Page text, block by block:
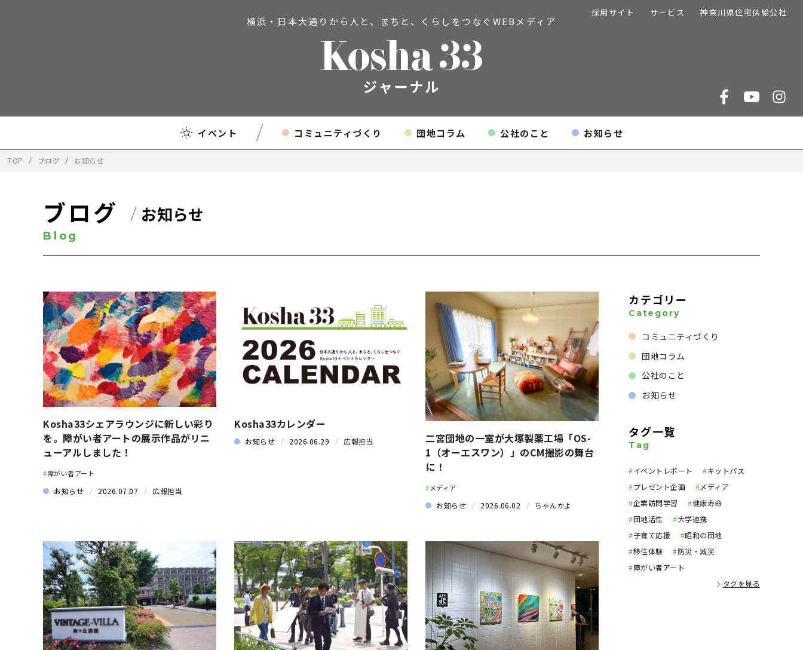
横浜・日本大通りから人と、まちと、 くらしをつなぐWEBメディア
採用サイト サービス 神奈川県住宅供給公社
イベント コミュニティづくり 団地コラム 公社のこと お知らせ
TOP ブログ お知らせ
ブログ
Blog
お知らせ
Kosha33シェアラウンジに新しい彩り
を。障がい者アートの展示作品がリニ
ューアルしました！
#障がい者アート
お知らせ 2026.07.07 広報担当
Kosha33カレンダー
お知らせ 2026.06.29 広報担当
二宮団地の一室が大塚製薬工場「OS-
1（オーエスワン）」のCM撮影の舞台
に！
#メディア
お知らせ 2026.06.02 ちゃんかよ
カテゴリー
Category
コミュニティづくり
団地コラム
公社のこと
お知らせ
タグ一覧
Tag
#イベントレポート #キットパス
#プレゼント企画 #メディア
#企業訪問学習 #健康寿命
#団地活性 #大学連携
#子育て応援 #昭和の団地
#移住体験 #防災・減災
#障がい者アート
タグを見る